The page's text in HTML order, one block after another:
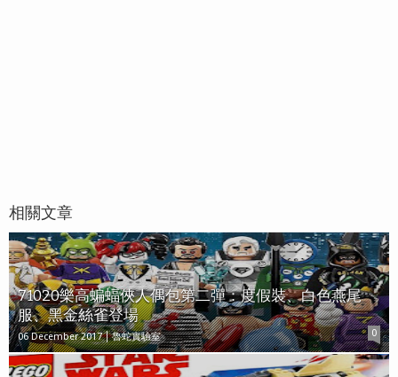
相關文章
71020樂高蝙蝠俠人偶包第二彈：度假裝、白色燕尾
服、黑金絲雀登場
06 December 2017 魯蛇實驗室 0